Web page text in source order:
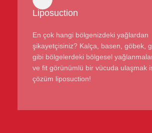
Liposuction
En çok hangi bölgenizdeki yağlardan
şikayetçisiniz? Kalça, basen, göbek,
gibi bölgelerdeki bölgesel
ve fit görünümlü bir vücuda ulaşmak
çözüm liposuction!